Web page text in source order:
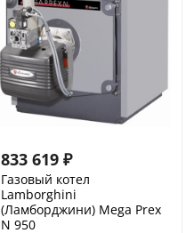
833 619 ₽
Газовый котел
Lamborghini
(Ламборджини) Mega Prex
N 950